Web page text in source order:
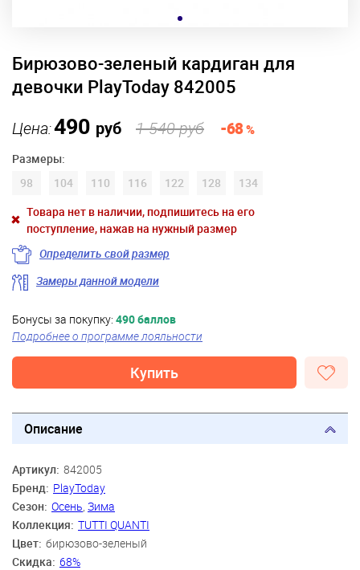
Бирюзово-зеленый кардиган для
девочки PlayToday 842005
Цена:490 руб 1 540 руб -68%
Размеры:
98
104 110 116 122 128
134
Товара нет в наличии, подпишитесь на его
поступление, нажав на нужный размер
Определить свой размер
Замеры данной модели
Бонусы за покупку: 490 баллов
Подробнее о программе лояльности
Купить
Описание
Артикул: 842005
Бренд: PlayToday
Сезон: Осень Зима
Коллекция: TUTTI QUANTI
Цвет: бирюзово-зеленый
Скидка: 68%